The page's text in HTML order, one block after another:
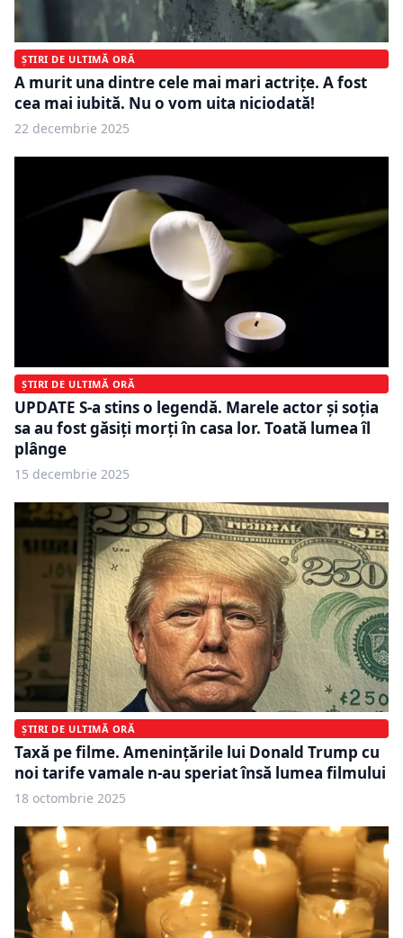
ȘTIRI DE ULTIMĂ ORĂ
A murit una dintre cele mai mari actrițe. A fost
cea mai iubită. Nu o vom uita niciodată!
22 decembrie 2025
ȘTIRI DE ULTIMĂ ORĂ
UPDATE S-a stins o legendă. Marele actor şi soţia
sa au fost găsiţi morţi în casa lor. Toată lumea îl
plânge
15 decembrie 2025
ȘTIRI DE ULTIMĂ ORĂ
Taxă pe filme. Amenințările lui Donald Trump cu
noi tarife vamale n-au speriat însă lumea filmului
18 octombrie 2025